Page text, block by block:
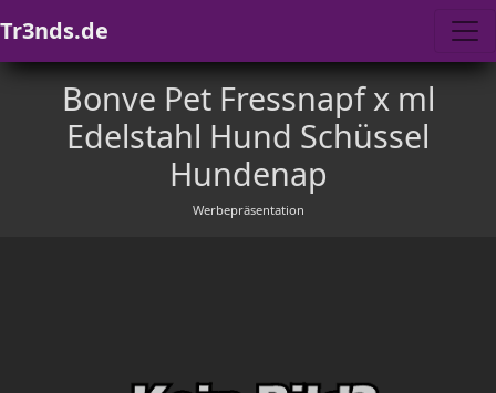
Tr3nds.de
Bonve Pet Fressnapf x ml
Edelstahl Hund Schüssel
Hundenap
Werbepräsentation